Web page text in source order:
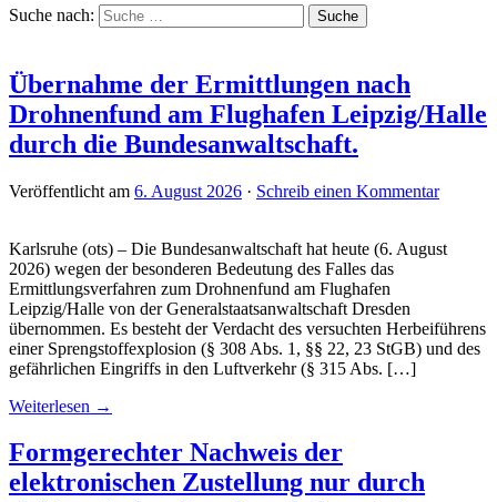
Suche nach:
Übernahme der Ermittlungen nach
Drohnenfund am Flughafen Leipzig/Halle
durch die Bundesanwaltschaft.
Veröffentlicht am 6. August 2026 · Schreib einen Kommentar
Karlsruhe (ots) – Die Bundesanwaltschaft hat heute (6. August
2026) wegen der besonderen Bedeutung des Falles das
Ermittlungsverfahren zum Drohnenfund am Flughafen
Leipzig/Halle von der Generalstaatsanwaltschaft Dresden
übernommen. Es besteht der Verdacht des versuchten Herbeiführens
einer Sprengstoffexplosion (§ 308 Abs. 1, §§ 22, 23 StGB) und des
gefährlichen Eingriffs in den Luftverkehr (§ 315 Abs. […]
Weiterlesen →
Formgerechter Nachweis der
elektronischen Zustellung nur durch